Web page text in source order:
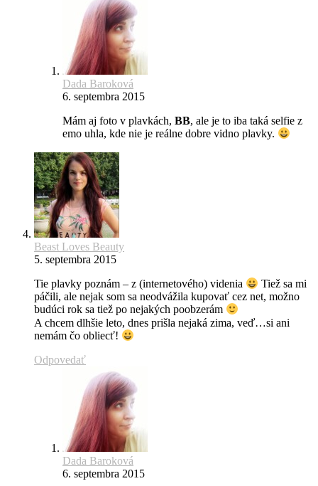
Dada Baroková
6. septembra 2015
Mám aj foto v plavkách, BB, ale je to iba taká selfie z
emo uhla, kde nie je reálne dobre vidno plavky.
Beast Loves Beauty
5. septembra 2015
Tie plavky poznám – z (internetového) videnia
Tiež sa mi
páčili, ale nejak som sa neodvážila kupovať cez net, možno
budúci rok sa tiež po nejakých poobzerám
A chcem dlhšie leto, dnes prišla nejaká zima, veď…si ani
nemám čo obliecť!
Odpovedať
Dada Baroková
6. septembra 2015